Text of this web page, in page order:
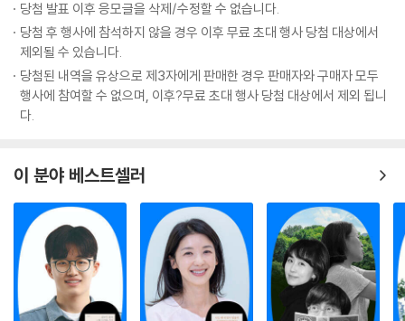
당첨 발표 이후 응모글을 삭제/수정할 수 없습니다.
당첨 후 행사에 참석하지 않을 경우 이후 무료 초대 행사 당첨 대상에서
제외될 수 있습니다.
당첨된 내역을 유상으로 제3자에게 판매한 경우 판매자와 구매자 모두
행사에 참여할 수 없으며, 이후?무료 초대 행사 당첨 대상에서 제외 됩니
다.
이 분야 베스트셀러